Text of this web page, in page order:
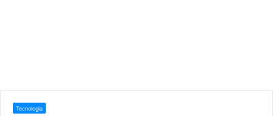
Tecnologia